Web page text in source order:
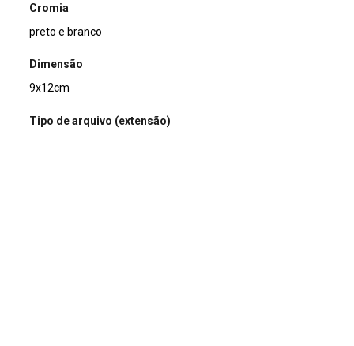
Cromia
preto e branco
Dimensão
9x12cm
Tipo de arquivo (extensão)